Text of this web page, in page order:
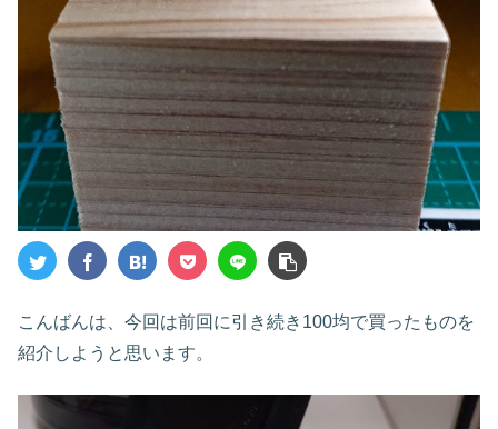
こんばんは、今回は前回に引き続き100均で買ったものを
紹介しようと思います。